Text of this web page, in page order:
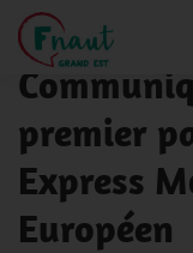
Panneau de gestion des
NOS ACTUALITÉS
premier
Express
Européen